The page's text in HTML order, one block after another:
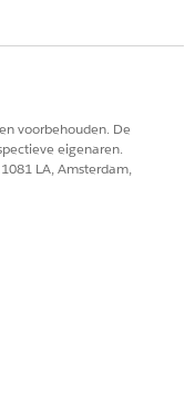
dat u wilt
activa het
onderliggende
van de
voorbehouden. De
eigenaren.
LA, Amsterdam,